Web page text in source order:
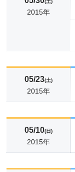
(土)
2015年
05/23(土)
2015年
05/10(日)
2015年